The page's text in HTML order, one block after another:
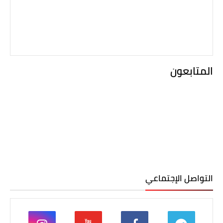
المتابعون
التواصل الإجتماعي